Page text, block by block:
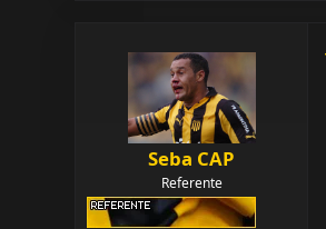
Seba CAP
Referente